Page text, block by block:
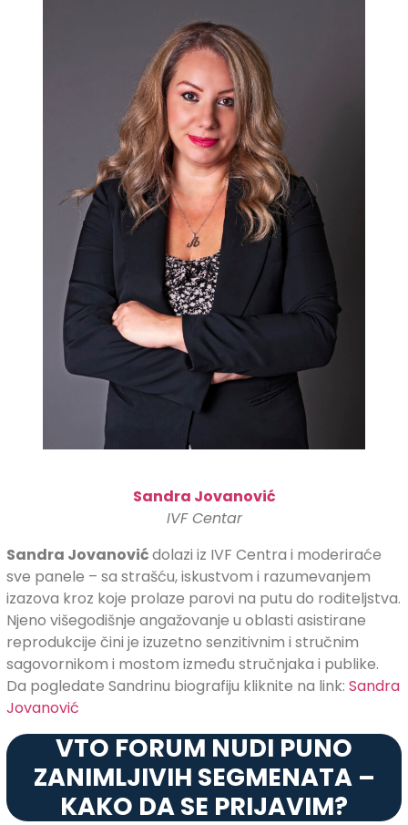
Sandra Jovanović
IVF Centar
Sandra Jovanovićdolazi iz IVF Centra i moderiraće
sve panele – sa strašću, iskustvom i razumevanjem
izazova kroz koje prolaze parovi na putu do roditeljstva.
Njeno višegodišnje angažovanje u oblasti asistirane
reprodukcije čini je izuzetno senzitivnim i stručnim
sagovornikom i mostom između stručnjaka i publike.
Da pogledate Sandrinu biografiju kliknite na link: Sandra
Jovanović
VTO FORUM NUDI PUNO
ZANIMLJIVIH SEGMENATA –
KAKO DA SE PRIJAVIM?